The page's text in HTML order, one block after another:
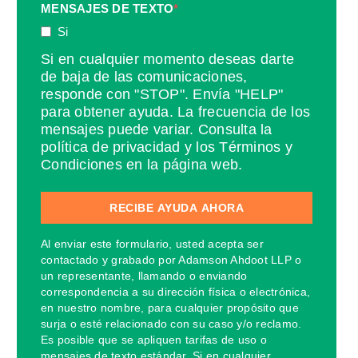
MENSAJES DE TEXTO*
Si
Si en cualquier momento deseas darte
de baja de las comunicaciones,
responde con "STOP". Envía "HELP"
para obtener ayuda. La frecuencia de los
mensajes puede variar. Consulta la
política de privacidad y los Términos y
Condiciones en la página web.
Al enviar este formulario, usted acepta ser
contactado y grabado por Adamson Ahdoot LLP o
un representante, llamando o enviando
correspondencia a su dirección física o electrónica,
en nuestro nombre, para cualquier propósito que
surja o esté relacionado con su caso y/o reclamo.
Es posible que se apliquen tarifas de uso o
mensajes de texto estándar. Si en cualquier